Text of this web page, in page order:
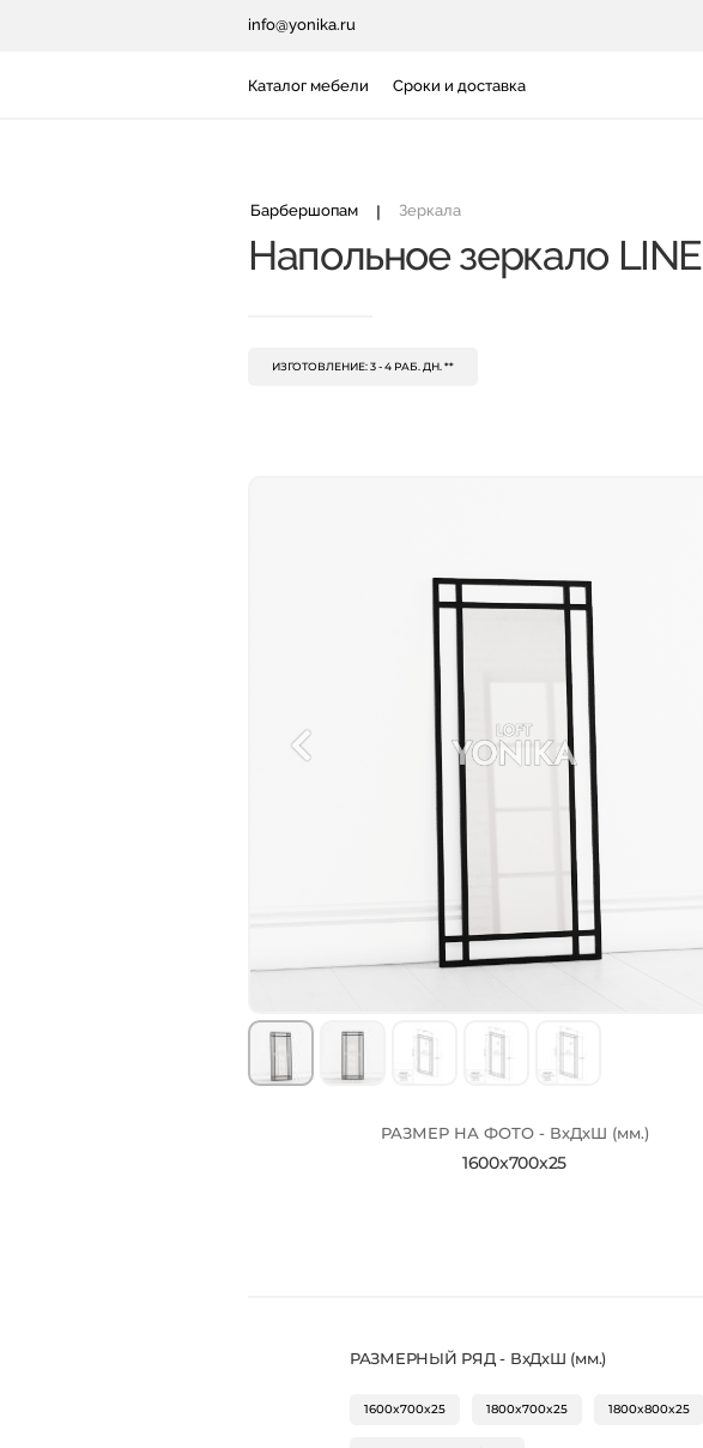
info@yonika.ru
Каталог мебели Сроки и доставка
Барбершопам | Зеркала
Напольное зеркало LINE
ИЗГОТОВЛЕНИЕ: 3 - 4 РАБ. ДН. **
РАЗМЕР НА ФОТО - ВхДхШ (мм.)
1600x700x25
РАЗМЕРНЫЙ РЯД - ВхДхШ (мм.)
1600x700x25 1800x700x25 1800x800x25